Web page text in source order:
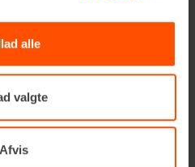
alle
valgte
Afvis